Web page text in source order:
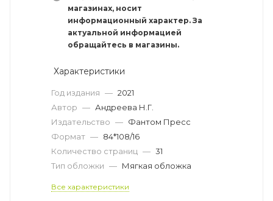
магазинах, носит
информационный характер. За
актуальной информацией
обращайтесь в магазины.
Характеристики
Год издания — 2021
Автор — Андреева Н.Г.
Издательство — Фантом Пресс
Формат — 84*108/16
Количество страниц — 31
Тип обложки — Мягкая обложка
Все характеристики